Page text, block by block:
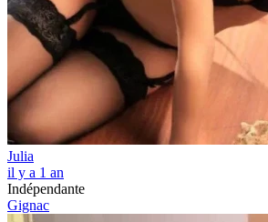
Julia
il y a 1 an
Indépendante
Gignac